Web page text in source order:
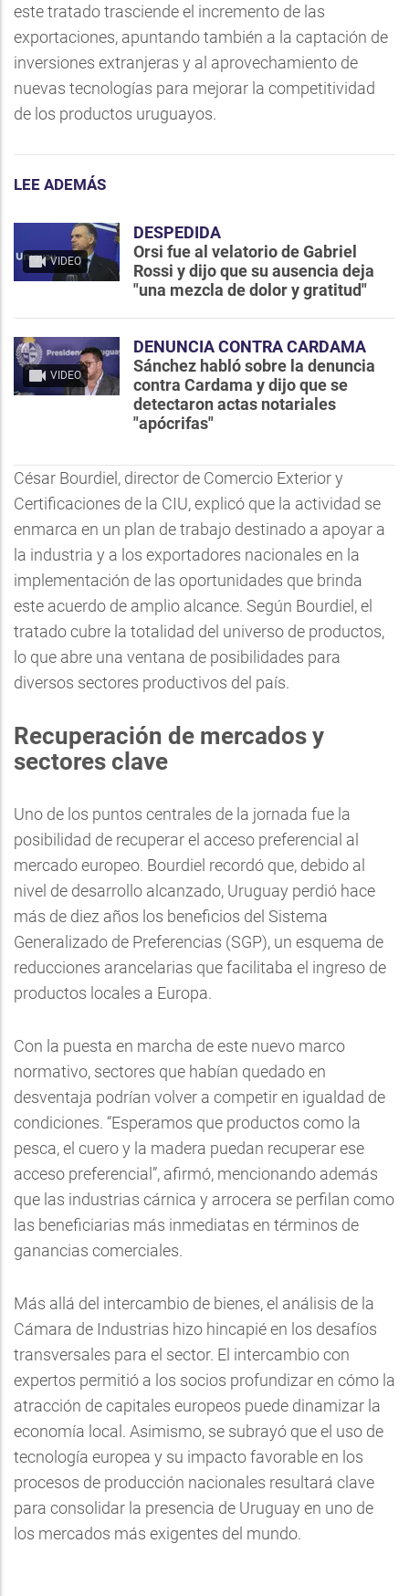
este tratado trasciende el incremento de las
exportaciones, apuntando también a la captación de
inversiones extranjeras y al aprovechamiento de
nuevas tecnologías para mejorar la competitividad
de los productos uruguayos.
LEE ADEMÁS
VIDEO
DESPEDIDA
Orsi fue al velatorio de Gabriel
Rossi y dijo que su ausencia deja
"una mezcla de dolor y gratitud"
VIDEO
DENUNCIA CONTRA CARDAMA
Sánchez habló sobre la denuncia
contra Cardama y dijo que se
detectaron actas notariales
"apócrifas"
César Bourdiel, director de Comercio Exterior y
Certificaciones de la CIU, explicó que la actividad se
enmarca en un plan de trabajo destinado a apoyar a
la industria y a los exportadores nacionales en la
implementación de las oportunidades que brinda
este acuerdo de amplio alcance. Según Bourdiel, el
tratado cubre la totalidad del universo de productos,
lo que abre una ventana de posibilidades para
diversos sectores productivos del país.
Recuperación de mercados y
sectores clave
Uno de los puntos centrales de la jornada fue la
posibilidad de recuperar el acceso preferencial al
mercado europeo. Bourdiel recordó que, debido al
nivel de desarrollo alcanzado, Uruguay perdió hace
más de diez años los beneficios del Sistema
Generalizado de Preferencias (SGP), un esquema de
reducciones arancelarias que facilitaba el ingreso de
productos locales a Europa.
Con la puesta en marcha de este nuevo marco
normativo, sectores que habían quedado en
desventaja podrían volver a competir en igualdad de
condiciones. “Esperamos que productos como la
pesca, el cuero y la madera puedan recuperar ese
acceso preferencial”, afirmó, mencionando además
que las industrias cárnica y arrocera se perfilan como
las beneficiarias más inmediatas en términos de
ganancias comerciales.
Más allá del intercambio de bienes, el análisis de la
Cámara de Industrias hizo hincapié en los desafíos
transversales para el sector. El intercambio con
expertos permitió a los socios profundizar en cómo la
atracción de capitales europeos puede dinamizar la
economía local. Asimismo, se subrayó que el uso de
tecnología europea y su impacto favorable en los
procesos de producción nacionales resultará clave
para consolidar la presencia de Uruguay en uno de
los mercados más exigentes del mundo.